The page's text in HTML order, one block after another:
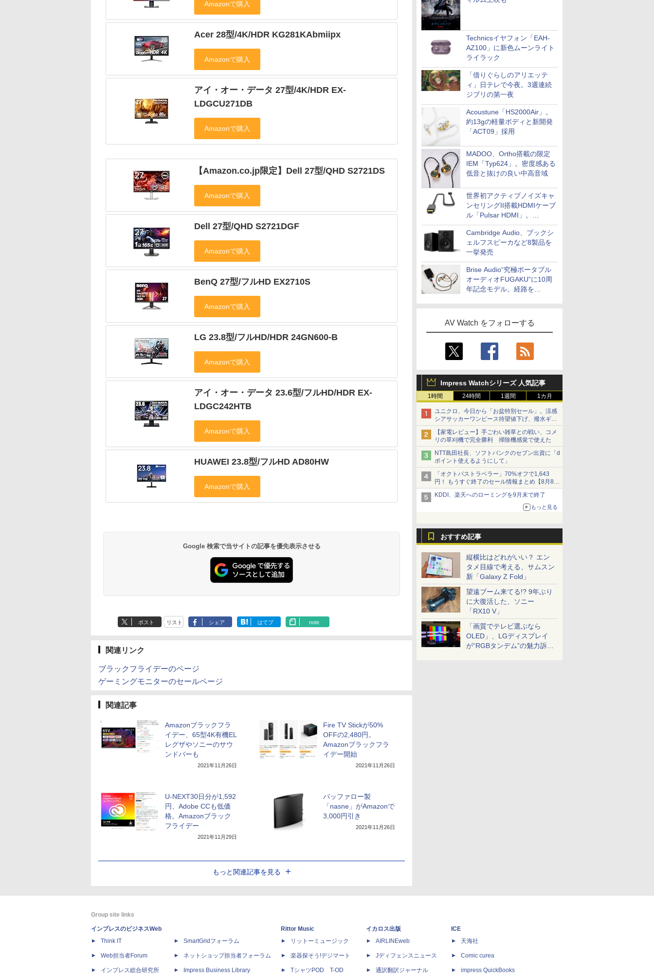
Technicsイヤフォン「EAH-
AZ100」に新色ムーンライト
ライラック
「借りぐらしのアリエッテ
ィ」日テレで今夜。3週連続
ジブリの第一夜
Acoustune「HS2000Air」。
約13gの軽量ボディと新開発
「ACT09」採用
MADOO、Ortho搭載の限定
IEM「Typ624」。密度感ある
低音と抜けの良い中高音域
世界初アクティブノイズキャ
ンセリングII搭載HDMIケーブ
ル「Pulsar HDMI」。
SilentPowerから
Cambridge Audio、ブックシ
ェルフスピーカなど8製品を
一挙発売
Brise Audio“究極ポータブル
オーディオFUGAKU”に10周
年記念モデル。経路を
AV Watch をフォローする
Impress Watchシリーズ 人気記事
1時間 24時間 1週間 1カ月
ユニクロ、今日から「お盆特別セール」。涼感
シアサッカーワンピース待望値下げ、撥水ギア
ショーツは1990円に
【家電レビュー】手ごわい雑草との戦い、コメ
リの草刈機で完全勝利 掃除機感覚で使えた
NTT島田社長、ソフトバンクのセブン出資に「d
ポイント使えるようにして」
「オクトパストラベラー」70%オフで1,643
円！ もうすぐ終了のセール情報まとめ【8月8日
更新】
ニンテンドーeショップでは「大神 絶景版」が
KDDI、楽天へのローミングを9月末で終了
もっと見る
おすすめ記事
縦横比はどれがいい？ エン
タメ目線で考える、サムスン
新「Galaxy Z Fold」
望遠ブーム来てる!? 9年ぶり
に大復活した、ソニー
「RX10 V」
「画質でテレビ選ぶなら
OLED」、LGディスプレイ
が“RGBタンデム”の魅力訴
Acer 28型/4K/HDR KG281KAbmiipx
アイ・オー・データ 27型/4K/HDR EX-
LDGCU271DB
【Amazon.co.jp限定】Dell 27型/QHD S2721DS
Dell 27型/QHD S2721DGF
BenQ 27型/フルHD EX2710S
LG 23.8型/フルHD/HDR 24GN600-B
アイ・オー・データ 23.6型/フルHD/HDR EX-
LDGC242HTB
HUAWEI 23.8型/フルHD AD80HW
Google 検索で当サイトの記事を優先表示させる
ポスト リスト シェア はてブ note
関連リンク
ブラックフライデーのページ
ゲーミングモニターのセールページ
関連記事
Amazonブラックフラ
イデー、65型4K有機EL
レグザやソニーのサウ
ンドバーも
2021年11月26日
Fire TV Stickが50%
OFFの2,480円。
Amazonブラックフラ
イデー開始
2021年11月26日
U-NEXT30日分が1,592
円、Adobe CCも低価
格。Amazonブラック
フライデー
2021年11月29日
バッファロー製
「nasne」がAmazonで
3,000円引き
2021年11月26日
もっと関連記事を見る
Group site links
インプレスのビジネスWeb
Think IT
Web担当者Forum
インプレス総合研究所
SmartGridフォーラム
ネットショップ担当者フォーラム
Impress Business Library
Rittor Music
リットーミュージック
楽器探そう!デジマート
TシャツPOD T-OD
イカロス出版
AIRLINEweb
Jディフェンスニュース
通訳翻訳ジャーナル
ICE
天海社
Comic curea
impress QuickBooks